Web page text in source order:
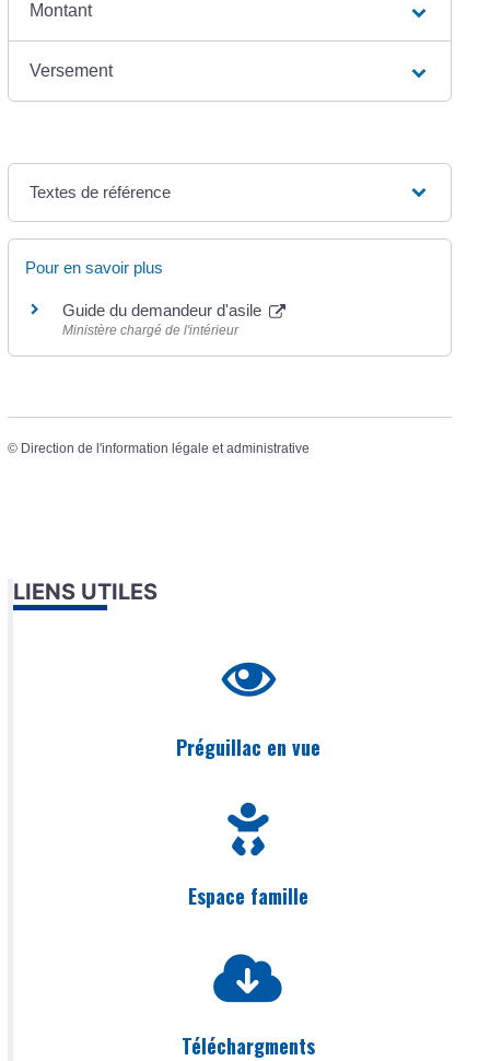
Montant
Versement
Textes de référence
Pour en savoir plus
Guide du demandeur d'asile
Ministère chargé de l'intérieur
© Direction de l'information légale et administrative
LIENS UTILES
Préguillac en vue
Espace famille
Téléchargments